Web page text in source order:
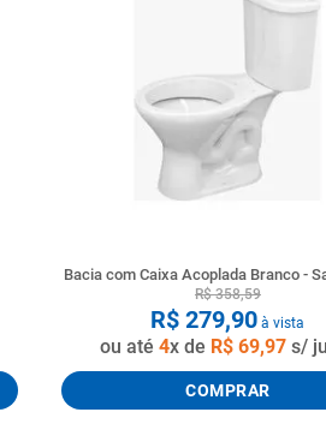
Bacia com Caixa Acoplada Branco -
R$ 358,59
R$ 279,90 à vista
ou até 4x de R$ 69,97s/
COMPRAR